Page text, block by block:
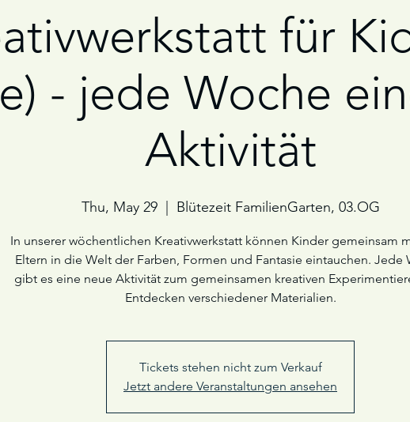
für
- jede Woche
Aktivität
Thu, May 29
  |
Blütezeit FamilienGarten, 03.OG
In unserer wöchentlichen Kreativwerkstatt können Kinder gemeinsam
Eltern in die Welt der Farben, Formen und Fantasie eintauchen. Jede
gibt es eine neue Aktivität zum gemeinsamen kreativen
Entdecken verschiedener Materialien.
Tickets stehen nicht zum Verkauf
Jetzt andere Veranstaltungen ansehen